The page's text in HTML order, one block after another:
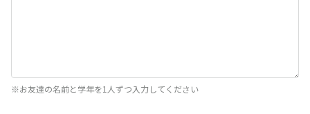
※お友達の名前と学年を1人ずつ入力してください